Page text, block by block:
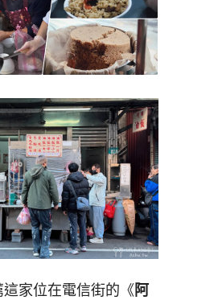
這家位在電信街的《 阿